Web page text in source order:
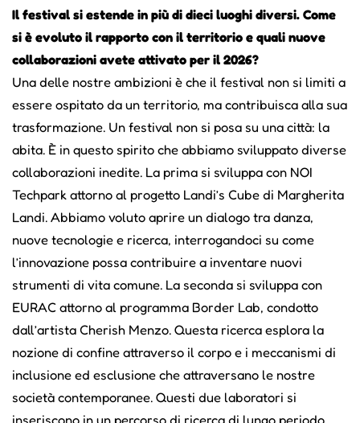
Il festival si estende in più di dieci luoghi diversi. Come
si è evoluto il rapporto con il territorio e quali nuove
collaborazioni avete attivato per il 2026?
Una delle nostre ambizioni è che il festival non si limiti a
essere ospitato da un territorio, ma contribuisca alla sua
trasformazione. Un festival non si posa su una città: la
abita. È in questo spirito che abbiamo sviluppato diverse
collaborazioni inedite. La prima si sviluppa con NOI
Techpark attorno al progetto Landi’s Cube di Margherita
Landi. Abbiamo voluto aprire un dialogo tra danza,
nuove tecnologie e ricerca, interrogandoci su come
l’innovazione possa contribuire a inventare nuovi
strumenti di vita comune. La seconda si sviluppa con
EURAC attorno al programma Border Lab, condotto
dall’artista Cherish Menzo. Questa ricerca esplora la
nozione di confine attraverso il corpo e i meccanismi di
inclusione ed esclusione che attraversano le nostre
società contemporanee. Questi due laboratori si